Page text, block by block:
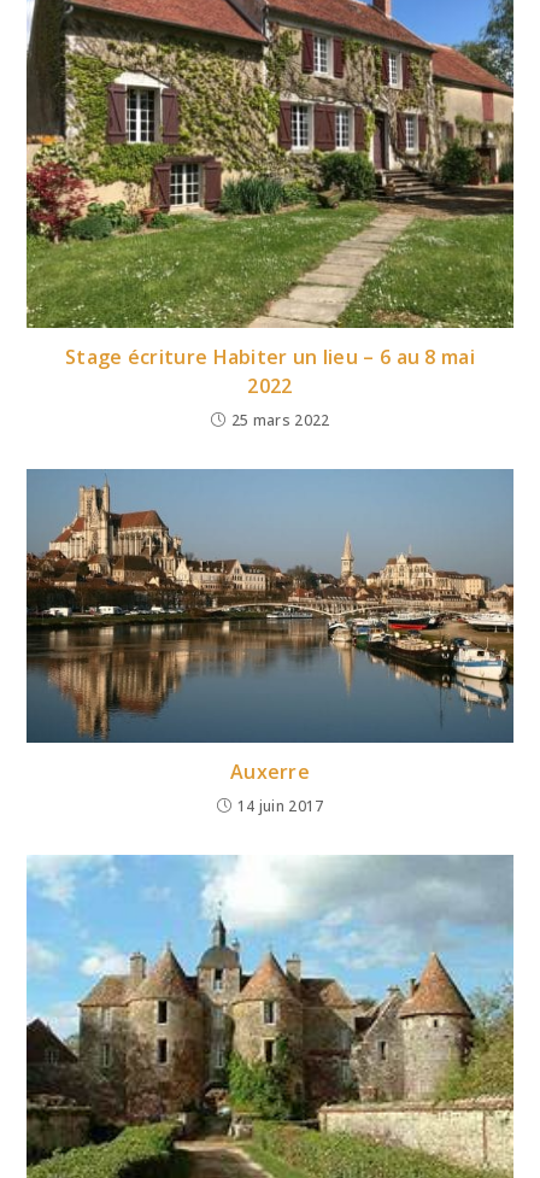
Stage écriture Habiter un lieu – 6 au 8 mai
2022
25 mars 2022
Auxerre
14 juin 2017